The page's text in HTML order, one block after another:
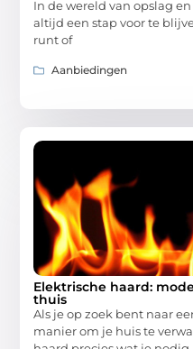
In de wereld van opslag
altijd een stap voor te
runt of
Aanbiedingen
Elektrische haard:
thuis
Als je op zoek bent naar
manier om je huis te